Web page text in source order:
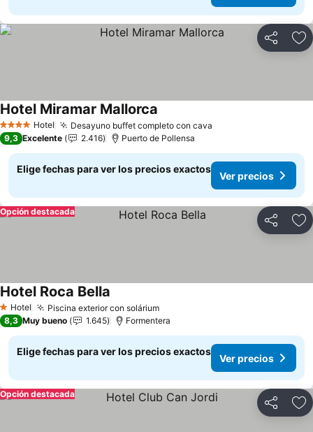
Compartir
4 EstrellasHotel Desayuno buffet completo con cava
Hotel Miramar Mallorca
9,3 Excelente 2.416 Puerto de Pollensa
Elige fechas para ver los precios exactos
Ver precios
Compartir
Opción destacada
1 Estrellas
Hotel Piscina exterior con solárium
Hotel Roca Bella
8,3 Muy bueno 1.645 Formentera
Elige fechas para ver los precios exactos
Ver precios
Compartir
Opción destacada